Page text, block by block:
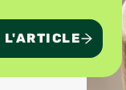
L'ARTICLE